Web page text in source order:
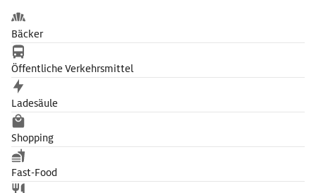
Bäcker
Öffentliche Verkehrsmittel
Ladesäule
Shopping
Fast-Food